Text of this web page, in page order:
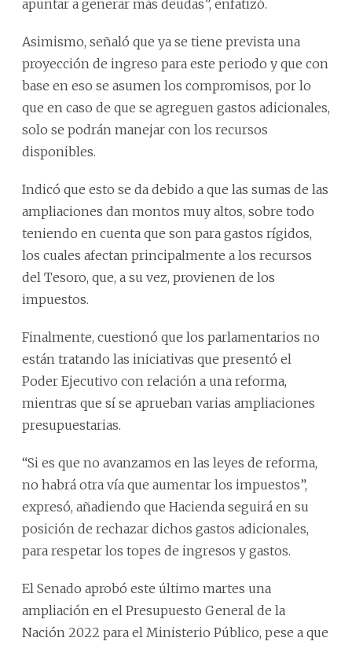
apuntar a generar más deudas”, enfatizó.
Asimismo, señaló que ya se tiene prevista una
proyección de ingreso para este periodo y que con
base en eso se asumen los compromisos, por lo
que en caso de que se agreguen gastos adicionales,
solo se podrán manejar con los recursos
disponibles.
Indicó que esto se da debido a que las sumas de las
ampliaciones dan montos muy altos, sobre todo
teniendo en cuenta que son para gastos rígidos,
los cuales afectan principalmente a los recursos
del Tesoro, que, a su vez, provienen de los
impuestos.
Finalmente, cuestionó que los parlamentarios no
están tratando las iniciativas que presentó el
Poder Ejecutivo con relación a una reforma,
mientras que sí se aprueban varias ampliaciones
presupuestarias.
“Si es que no avanzamos en las leyes de reforma,
no habrá otra vía que aumentar los impuestos”,
expresó, añadiendo que Hacienda seguirá en su
posición de rechazar dichos gastos adicionales,
para respetar los topes de ingresos y gastos.
El Senado aprobó este último martes una
ampliación en el Presupuesto General de la
Nación 2022 para el Ministerio Público, pese a que